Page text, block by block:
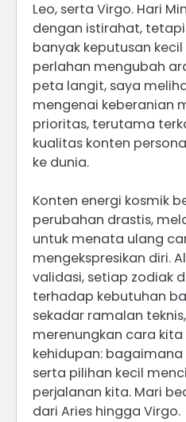
Leo, serta Virgo. Hari
dengan istirahat,
banyak keputusan
perlahan mengubah
peta langit, saya
mengenai keberanian
prioritas, terutama
kualitas konten
ke dunia.
Konten energi kosmik
perubahan drastis,
untuk menata ulang
mengekspresikan diri.
validasi, setiap zodiak
terhadap kebutuhan
sekadar ramalan
merenungkan cara
kehidupan:
serta pilihan kecil
perjalanan kita. Mari
dari Aries hingga Virgo.